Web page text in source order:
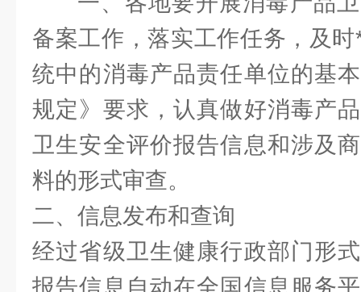
备案工作，落实工作任务，及
统中的消毒产品责任单位的基
规定》要求，认真做好消毒产
卫生安全评价报告信息和涉及
料的形式审查。
二、信息发布和查询
经过省级卫生健康行政部门形
报告信息自动在全国信息服务